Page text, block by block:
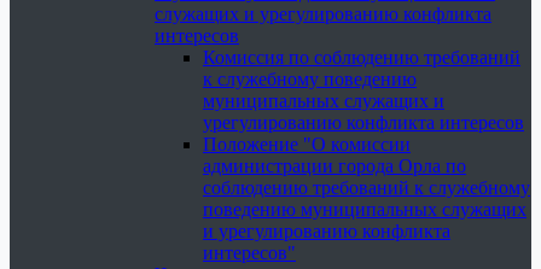
служащих и урегулированию конфликта
интересов
Комиссия по соблюдению требований
к служебному поведению
муниципальных служащих и
урегулированию конфликта интересов
Положение "О комиссии
администрации города Орла по
соблюдению требований к служебному
поведению муниципальных служащих
и урегулированию конфликта
интересов"